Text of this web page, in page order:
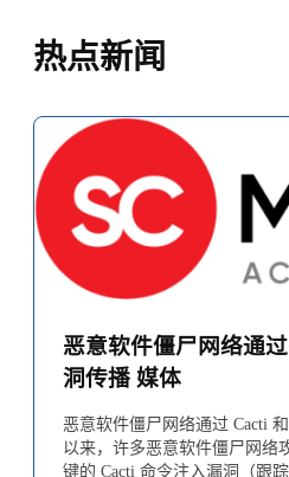
热点新闻
恶意软件僵尸网络通
洞传播 媒体
恶意软件僵尸网络通过 Cacti
以来，许多恶意软件僵尸网络
键的 Cacti 命令注入漏洞（跟